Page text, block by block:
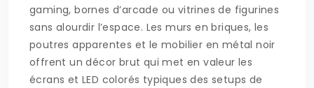
gaming, bornes d’arcade ou vitrines de figurines
sans alourdir l’espace. Les murs en briques, les
poutres apparentes et le mobilier en métal noir
offrent un décor brut qui met en valeur les
écrans et LED colorés typiques des setups de